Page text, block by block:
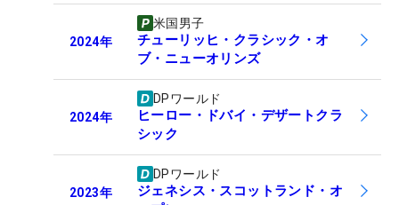
2024年
米国男子
チューリッヒ・クラシック・オ
ブ・ニューオリンズ
2024年
DPワールド
ヒーロー・ドバイ・デザートクラ
シック
2023年
DPワールド
ジェネシス・スコットランド・オ